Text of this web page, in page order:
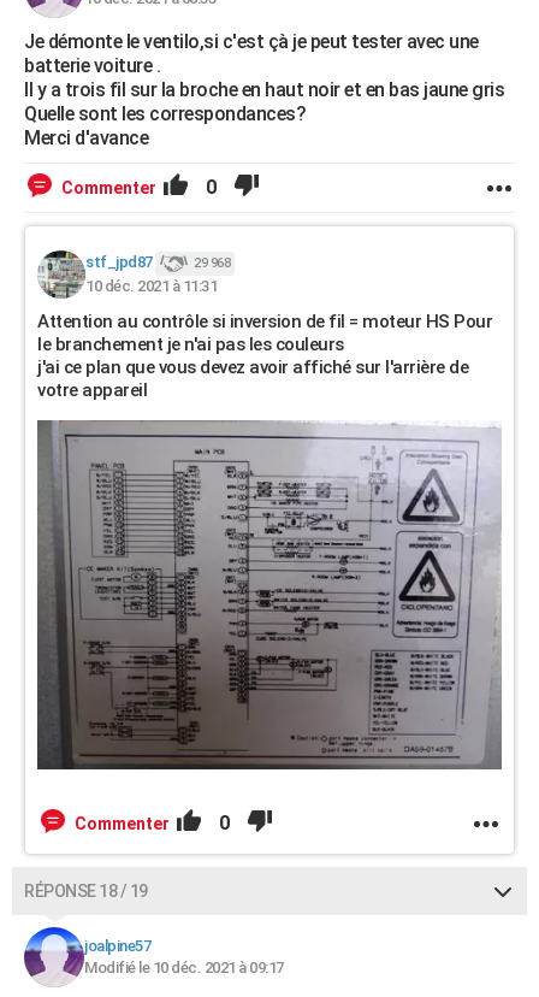
Je démonte le ventilo,si c'est çà je peut tester avec une
batterie voiture .
Il y a trois fil sur la broche en haut noir et en bas jaune gris
Quelle sont les correspondances?
Merci d'avance
Commenter 0
stf_jpd87 29 968
10 déc. 2021 à 11:31
Attention au contrôle si inversion de fil = moteur HS Pour
le branchement je n'ai pas les couleurs
j'ai ce plan que vous devez avoir affiché sur l'arrière de
votre appareil
Commenter 0
RÉPONSE 18 / 19
joalpine57
Modifié le 10 déc. 2021 à 09:17